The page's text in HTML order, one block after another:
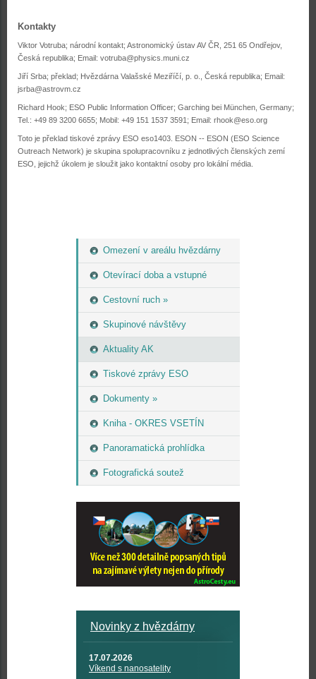
Omezení v areálu hvězdárny
Otevírací doba a vstupné
Cestovní ruch »
Skupinové návštěvy
Aktuality AK
Tiskové zprávy ESO
Dokumenty »
Kniha - OKRES VSETÍN
Panoramatická prohlídka
Fotografická soutež
Novinky z hvězdárny
17.07.2026
Víkend s nanosatelity
Kontakty
Viktor Votruba; národní kontakt; Astronomický ústav AV ČR, 251 65 Ondřejov,
Česká republika; Email: votruba@physics.muni.cz
Jiří Srba; překlad; Hvězdárna Valašské Meziříčí, p. o., Česká republika; Email:
jsrba@astrovm.cz
Richard Hook; ESO Public Information Officer; Garching bei München, Germany;
Tel.: +49 89 3200 6655; Mobil: +49 151 1537 3591; Email: rhook@eso.org
Toto je překlad tiskové zprávy ESO eso1403. ESON -- ESON (ESO Science
Outreach Network) je skupina spolupracovníku z jednotlivých členských zemí
ESO, jejichž úkolem je sloužit jako kontaktní osoby pro lokální média.